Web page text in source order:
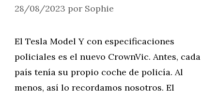
28/08/2023 por Sophie
El Tesla Model Y con especificaciones
policiales es el nuevo CrownVic. Antes, cada
país tenía su propio coche de policía. Al
menos, así lo recordamos nosotros. El